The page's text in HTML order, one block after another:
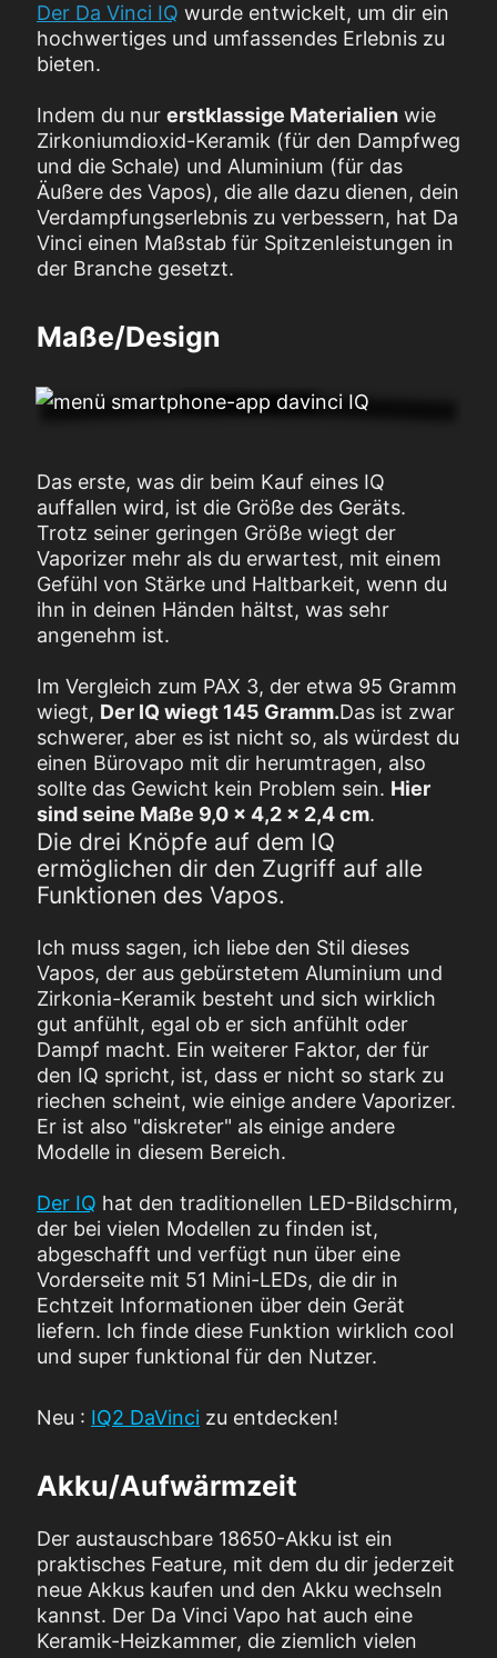
Der Da Vinci IQ wurde entwickelt, um dir ein
hochwertiges und umfassendes Erlebnis zu
bieten.
Indem du nur erstklassige Materialien wie
Zirkoniumdioxid-Keramik (für den Dampfweg
und die Schale) und Aluminium (für das
Äußere des Vapos), die alle dazu dienen, dein
Verdampfungserlebnis zu verbessern, hat Da
Vinci einen Maßstab für Spitzenleistungen in
der Branche gesetzt.
Maße/Design
Das erste, was dir beim Kauf eines IQ
auffallen wird, ist die Größe des Geräts.
Trotz seiner geringen Größe wiegt der
Vaporizer mehr als du erwartest, mit einem
Gefühl von Stärke und Haltbarkeit, wenn du
ihn in deinen Händen hältst, was sehr
angenehm ist.
Im Vergleich zum PAX 3, der etwa 95 Gramm
wiegt, Der IQ wiegt 145 Gramm.Das ist zwar
schwerer, aber es ist nicht so, als würdest du
einen Bürovapo mit dir herumtragen, also
sollte das Gewicht kein Problem sein. Hier
sind seine Maße 9,0 x 4,2 x 2,4 cm.
Die drei Knöpfe auf dem IQ
ermöglichen dir den Zugriff auf alle
Funktionen des Vapos.
Ich muss sagen, ich liebe den Stil dieses
Vapos, der aus gebürstetem Aluminium und
Zirkonia-Keramik besteht und sich wirklich
gut anfühlt, egal ob er sich anfühlt oder
Dampf macht. Ein weiterer Faktor, der für
den IQ spricht, ist, dass er nicht so stark zu
riechen scheint, wie einige andere Vaporizer.
Er ist also "diskreter" als einige andere
Modelle in diesem Bereich.
Der IQ hat den traditionellen LED-Bildschirm,
der bei vielen Modellen zu finden ist,
abgeschafft und verfügt nun über eine
Vorderseite mit 51 Mini-LEDs, die dir in
Echtzeit Informationen über dein Gerät
liefern. Ich finde diese Funktion wirklich cool
und super funktional für den Nutzer.
Neu : IQ2 DaVinci zu entdecken!
Akku/Aufwärmzeit
Der austauschbare 18650-Akku ist ein
praktisches Feature, mit dem du dir jederzeit
neue Akkus kaufen und den Akku wechseln
kannst. Der Da Vinci Vapo hat auch eine
Keramik-Heizkammer, die ziemlich vielen